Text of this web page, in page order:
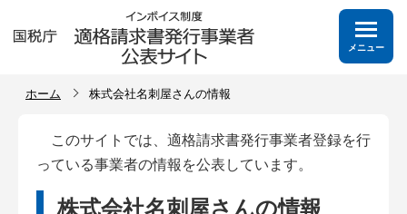
メニュー
ホーム 株式会社名刺屋さんの情報
このサイトでは、適格請求書発行事業者登録を行
っている事業者の情報を公表しています。
株式会社名刺屋さんの情報